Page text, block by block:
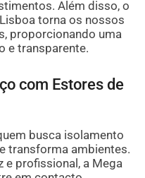
Além disso, o
torna os nossos
proporcionando uma
e transparente.
com Estores de
busca isolamento
transforma ambientes.
e profissional, a Mega